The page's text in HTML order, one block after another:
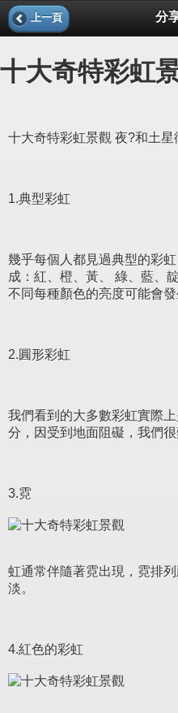
上一頁 分
十大奇特彩虹
十大奇特彩虹景觀 夜?和土
1.典型彩虹
幾乎每個人都見過典型的彩
成：紅、橙、黃、 綠、藍、
不同每種顏色的亮度可能會發
2.圓形彩虹
我們看到的大多數彩虹實際
分，因受到地面阻礙，我們很
3.霓
虹通常伴隨著霓出現，霓排
淡。
4.紅色的彩虹